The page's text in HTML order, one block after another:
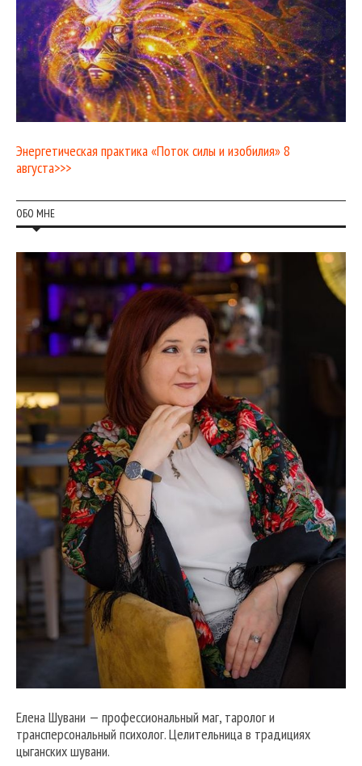
Энергетическая практика «Поток силы и изобилия» 8
августа>>>
ОБО МНЕ
Елена Шувани — профессиональный маг, таролог и
трансперсональный психолог. Целительница в традициях
цыганских шувани.